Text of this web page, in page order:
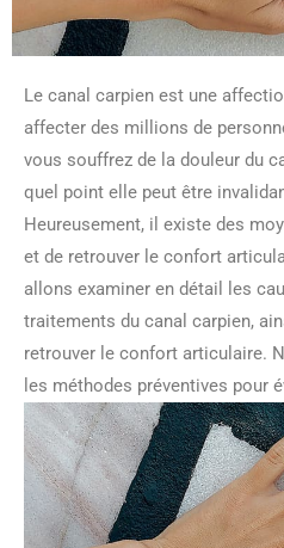
Le canal carpien est une
affecter des millions de
vous souffrez de la douleur du
quel point elle peut être
Heureusement, il existe des
et de retrouver le confort
allons examiner en détail les
traitements du canal carpien,
retrouver le confort articulaire.
les méthodes préventives pour